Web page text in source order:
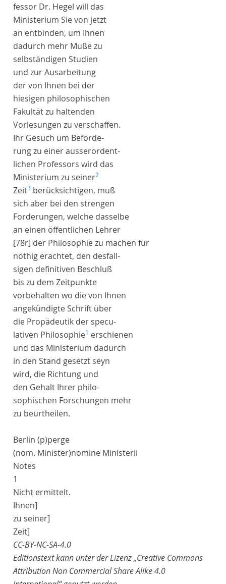
fessor Dr. Hegel will das
Ministerium Sie von jetzt
an entbinden, um Ihnen
dadurch mehr Muße zu
selbständigen Studien
und zur Ausarbeitung
der von Ihnen bei der
hiesigen philosophischen
Fakultätzu haltenden
Vorlesungen zu verschaffen.
Ihr Gesuch um Beförde-
rung zu einer ausserordent-
lichen Professors wird das
Ministerium zu seiner2
Zeit3 berücksichtigen, muß
sich aber bei den strengen
Forderungen, welche dasselbe
an einen öffentlichen Lehrer
[78r] der Philosophie zu machen für
nöthig erachtet, den desfall-
sigen definitiven Beschluß
bis zu dem Zeitpunkte
vorbehalten wo die von Ihnen
angekündigteSchrift über
die Propädeutik der specu-
lativen Philosophie1 erschienen
und das Ministerium dadurch
in den Stand gesetzt seyn
wird, die Richtung und
den Gehalt Ihrer philo-
sophischen Forschungen mehr
zu beurtheilen.
Berlin (p)perge
(nom. Minister)nomine Ministerii
Notes
1
Nicht ermittelt.
Ihnen]
zu seiner]
Zeit]
CC-BY-NC-SA-4.0
Editionstext kann unter der Lizenz „Creative Commons
Attribution Non Commercial Share Alike 4.0